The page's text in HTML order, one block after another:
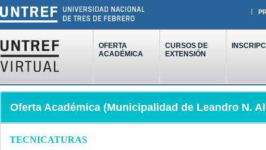
OFERTA
ACADÉMICA
CURSOS DE
EXTENSIÓN
Oferta Académica (Municipalidad de Leandro N.
TECNICATURAS